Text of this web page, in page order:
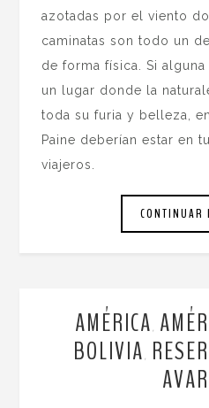
azotadas por el viento
caminatas son todo un
de forma física. Si
un lugar donde la
toda su furia y belleza,
Paine deberían estar en
viajeros.
CONTINUAR
AMÉRICA
BOLIVIA